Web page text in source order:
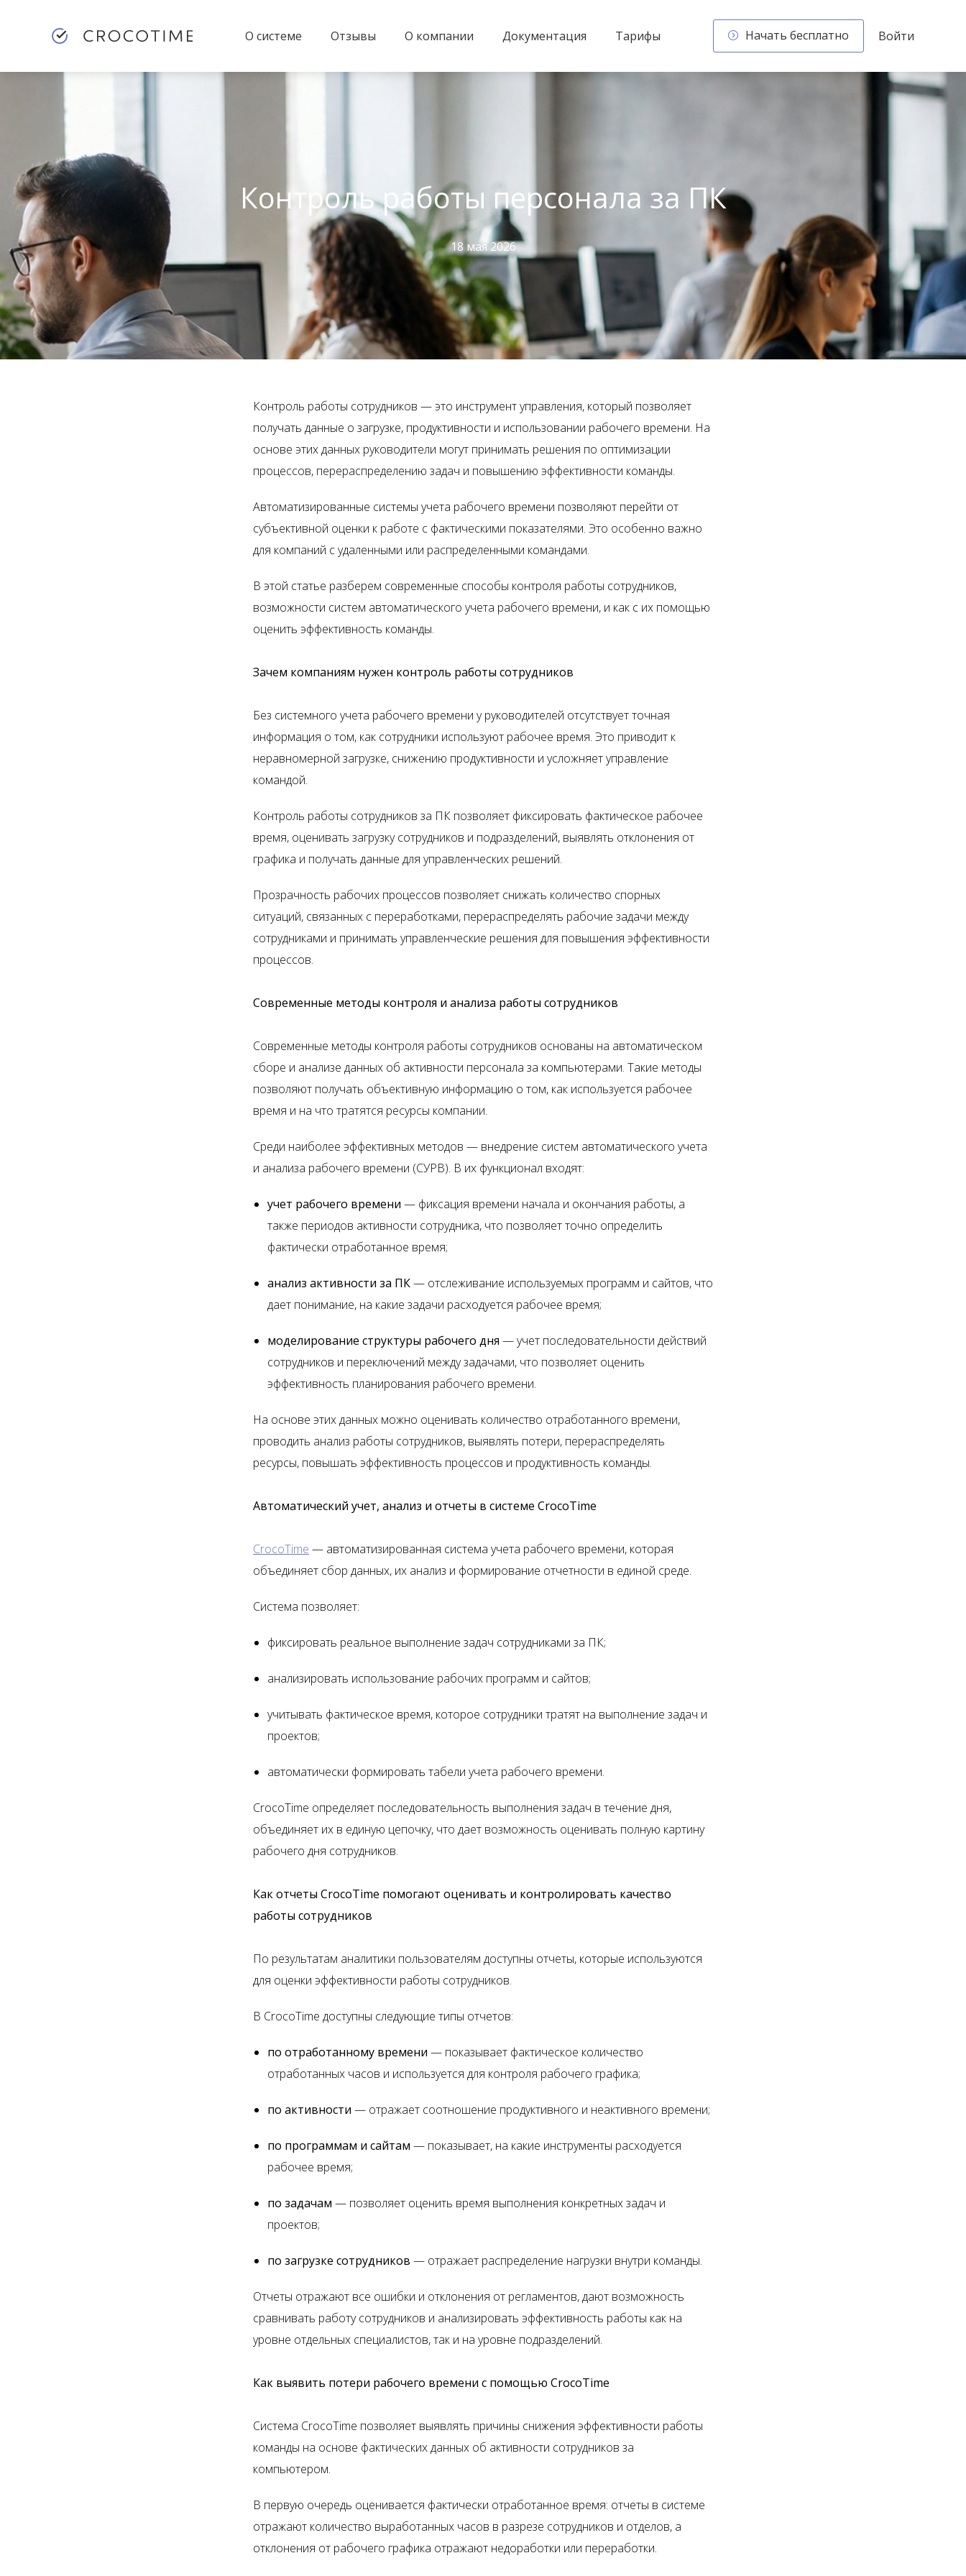
О системе Отзывы О компании Документация Тарифы Начать бесплатно Войти
Контроль работы персонала за ПК
18 мая 2026
Контроль работы сотрудников — это инструмент управления, который позволяет
получать данные о загрузке, продуктивности и использовании рабочего времени. На
основе этих данных руководители могут принимать решения по оптимизации
процессов, перераспределению задач и повышению эффективности команды.
Автоматизированные системы учета рабочего времени позволяют перейти от
субъективной оценки к работе с фактическими показателями. Это особенно важно
для компаний с удаленными или распределенными командами.
В этой статье разберем современные способы контроля работы сотрудников,
возможности систем автоматического учета рабочего времени, и как с их помощью
оценить эффективность команды.
Зачем компаниям нужен контроль работы сотрудников
Без системного учета рабочего времени у руководителей отсутствует точная
информация о том, как сотрудники используют рабочее время. Это приводит к
неравномерной загрузке, снижению продуктивности и усложняет управление
командой.
Контроль работы сотрудников за ПК позволяет фиксировать фактическое рабочее
время, оценивать загрузку сотрудников и подразделений, выявлять отклонения от
графика и получать данные для управленческих решений.
Прозрачность рабочих процессов позволяет снижать количество спорных
ситуаций, связанных с переработками, перераспределять рабочие задачи между
сотрудниками и принимать управленческие решения для повышения эффективности
процессов.
Современные методы контроля и анализа работы сотрудников
Современные методы контроля работы сотрудников основаны на автоматическом
сборе и анализе данных об активности персонала за компьютерами. Такие методы
позволяют получать объективную информацию о том, как используется рабочее
время и на что тратятся ресурсы компании.
Среди наиболее эффективных методов — внедрение систем автоматического учета
и анализа рабочего времени (СУРВ). В их функционал входят:
учет рабочего времени — фиксация времени начала и окончания работы, а
также периодов активности сотрудника, что позволяет точно определить
фактически отработанное время;
анализ активности за ПК— отслеживание используемых программ и сайтов, что
дает понимание, на какие задачи расходуется рабочее время;
моделирование структуры рабочего дня — учет последовательности действий
сотрудников и переключений между задачами, что позволяет оценить
эффективность планирования рабочего времени.
На основе этих данных можно оценивать количество отработанного времени,
проводить анализ работы сотрудников, выявлять потери, перераспределять
ресурсы, повышать эффективность процессов и продуктивность команды.
Автоматический учет, анализ и отчеты в системе CrocoTime
CrocoTime — автоматизированная система учета рабочего времени, которая
объединяет сбор данных, их анализ и формирование отчетности в единой среде.
Система позволяет:
фиксировать реальное выполнение задач сотрудниками за ПК;
анализировать использование рабочих программ и сайтов;
учитывать фактическое время, которое сотрудники тратят на выполнение задач и
проектов;
автоматически формировать табели учета рабочего времени.
CrocoTime определяет последовательность выполнения задач в течение дня,
объединяет их в единую цепочку, что дает возможность оценивать полную картину
рабочего дня сотрудников.
Как отчеты CrocoTime помогают оценивать и контролировать качество
работы сотрудников
По результатам аналитики пользователям доступны отчеты, которые используются
для оценки эффективности работы сотрудников.
В CrocoTime доступны следующие типы отчетов:
по отработанному времени — показывает фактическое количество
отработанных часов и используется для контроля рабочего графика;
по активности — отражает соотношение продуктивного и неактивного времени;
по программам и сайтам — показывает, на какие инструменты расходуется
рабочее время;
по задачам — позволяет оценить время выполнения конкретных задач и
проектов;
по загрузке сотрудников — отражает распределение нагрузки внутри команды.
Отчеты отражают все ошибки и отклонения от регламентов, дают возможность
сравнивать работу сотрудников и анализировать эффективность работы как на
уровне отдельных специалистов, так и на уровне подразделений.
Как выявить потери рабочего времени с помощью CrocoTime
Система CrocoTime позволяет выявлять причины снижения эффективности работы
команды на основе фактических данных об активности сотрудников за
компьютером.
В первую очередь оценивается фактически отработанное время: отчеты в системе
отражают количество выработанных часов в разрезе сотрудников и отделов, а
отклонения от рабочего графика отражают недоработки или переработки.